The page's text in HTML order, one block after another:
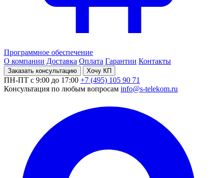
Программное обеспечение
О компании Доставка Оплата Гарантии Контакты
Заказать консультацию Хочу КП
ПН-ПТ с 9:00 до 17:00 +7 (495) 105 90 71
Консультация по любым вопросам info@s-telekom.ru